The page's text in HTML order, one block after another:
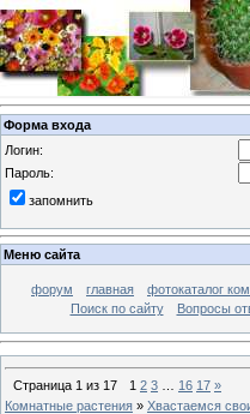
Форма входа
Логин:
Пароль:
запомнить
Меню сайта
форум главная фотокаталог
Поиск по сайту
Вопросы
Страница 1 из 17 1 2 3 16 17 »
Комнатные растения » Хвастаемся